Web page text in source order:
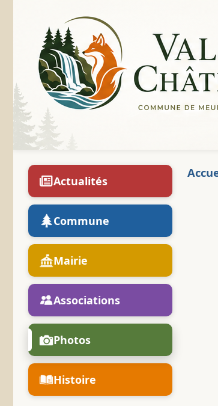
Actualités
Commune
Mairie
Associations
Photos
Histoire